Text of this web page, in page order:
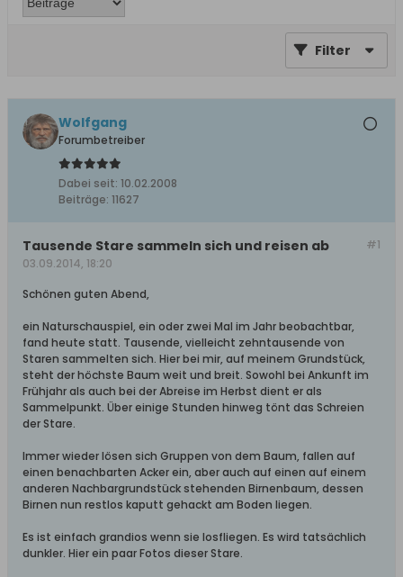
Filter
Wolfgang
Forumbetreiber
Dabei seit: 10.02.2008
Beiträge: 11627
#1
Tausende Stare sammeln sich und reisen ab
03.09.2014, 18:20
Schönen guten Abend,
ein Naturschauspiel, ein oder zwei Mal im Jahr beobachtbar,
fand heute statt. Tausende, vielleicht zehntausende von
Staren sammelten sich. Hier bei mir, auf meinem Grundstück,
steht der höchste Baum weit und breit. Sowohl bei Ankunft im
Frühjahr als auch bei der Abreise im Herbst dient er als
Sammelpunkt. Über einige Stunden hinweg tönt das Schreien
der Stare.
Immer wieder lösen sich Gruppen von dem Baum, fallen auf
einen benachbarten Acker ein, aber auch auf einen auf einem
anderen Nachbargrundstück stehenden Birnenbaum, dessen
Birnen nun restlos kaputt gehackt am Boden liegen.
Es ist einfach grandios wenn sie losfliegen. Es wird tatsächlich
dunkler. Hier ein paar Fotos dieser Stare.